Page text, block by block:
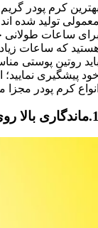
کرم پودر
تولید شده
ساعات طولانی
که ساعات
روتین پوستی
پیشگیری نمایید؛
کرم پودر
روی پوست